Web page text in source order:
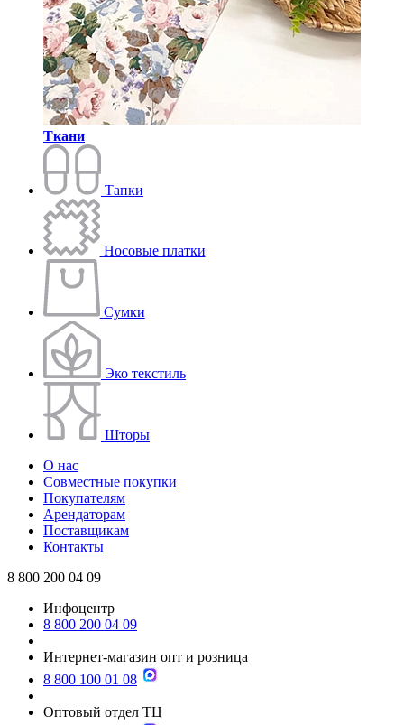
Ткани
Тапки
Носовые платки
Сумки
Эко текстиль
Шторы
О нас
Совместные покупки
Покупателям
Арендаторам
Поставщикам
Контакты
8 800 200 04 09
Инфоцентр
8 800 200 04 09
Интернет-магазин опт и розница
8 800 100 01 08
Оптовый отдел ТЦ